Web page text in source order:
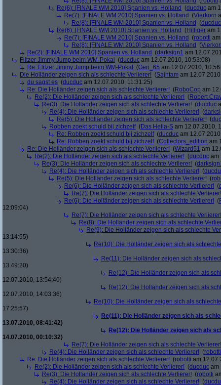
Re(6): [FINALE WM 2010] Spanien vs. Holland (ducduc am
Re(7): [FINALE WM 2010] Spanien vs. Holland (Vierkorn
Re(8): [FINALE WM 2010] Spanien vs. Holland (ducduc
Re(6): [FINALE WM 2010] Spanien vs. Holland (Hilfiger am
Re(7): [FINALE WM 2010] Spanien vs. Holland (robotti
Re(8): [FINALE WM 2010] Spanien vs. Holland (
Re(2): [FINALE WM 2010] Spanien vs. Holland (darksign1 am
Flitzer Jimmy Jump beim WM-Pokal
(ducduc am 12.07.2010, 10:53:08)
Re: Flitzer Jimmy Jump beim WM-Pokal
(Geri_65 am 12.07.2010,
Die Holländer zeigen sich als schlechte Verlierer! (Sajhtam am
du sagst es (ducduc am 12.07.2010, 11:31:25)
Re: Die Holländer zeigen sich als schlechte Verlierer! (RoboCop am
Re(2): Die Holländer zeigen sich als schlechte Verlierer! (Robert
Re(3): Die Holländer zeigen sich als schlechte Verlierer! (ducduc
Re(4): Die Holländer zeigen sich als schlechte Verlierer! (
Re(5): Die Holländer zeigen sich als schlechte Verlierer! (
Robben zoekt schuld bij zichzelf(Das Hella-S am 12.07.2010,
Re: Robben zoekt schuld bij zichzelf(ducduc am
Re: Robben zoekt schuld bij zichzelf(Collectors_edition am
Re: Die Holländer zeigen sich als schlechte Verlierer! (Wizard51 am
Re(2): Die Holländer zeigen sich als schlechte Verlierer! (ducduc am
Re(3): Die Holländer zeigen sich als schlechte Verlierer! (
Re(4): Die Holländer zeigen sich als schlechte Verlierer! (
Re(5): Die Holländer zeigen sich als schlechte Verlierer! (
Re(6): Die Holländer zeigen sich als schlechte Verlierer! (
Re(7): Die Holländer zeigen sich als schlechte Verlierer!
Re(6): Die Holländer zeigen sich als schlechte Verlierer! (
12:09:04)
Re(7): Die Holländer zeigen sich als schlechte Verlierer!
Re(8): Die Holländer zeigen sich als schlechte
Re(9): Die Holländer zeigen sich als schlechte
13:14:55)
Re(10): Die Holländer zeigen sich als
13:30:36)
Re(11): Die Holländer zeigen sich als
13:49:20)
Re(12): Die Holländer zeigen sich als
12.07.2010, 13:54:40)
Re(12): Die Holländer zeigen sich als
12.07.2010, 14:03:36)
Re(10): Die Holländer zeigen sich als
17:25:57)
Re(11): Die Holländer zeigen sich als
13.07.2010, 08:41:42)
Re(12): Die Holländer zeigen sich als
14.07.2010, 00:10:32)
Re(7): Die Holländer zeigen sich als schlechte Verlierer!
Re(4): Die Holländer zeigen sich als schlechte Verlierer! (robotti
Re: Die Holländer zeigen sich als schlechte Verlierer! (robotti am
Re(2): Die Holländer zeigen sich als schlechte Verlierer! (ducduc am
Re(3): Die Holländer zeigen sich als schlechte Verlierer! (robotti
Re(4): Die Holländer zeigen sich als schlechte Verlierer! (